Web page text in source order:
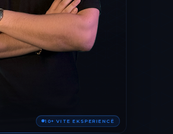
10+ VITE EKSPERIENCË